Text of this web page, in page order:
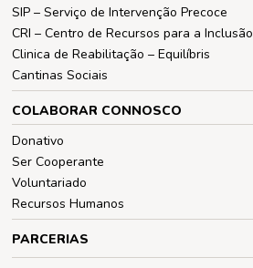
SIP – Serviço de Intervenção Precoce
CRI – Centro de Recursos para a Inclusão
Clinica de Reabilitação – Equilíbris
Cantinas Sociais
COLABORAR CONNOSCO
Donativo
Ser Cooperante
Voluntariado
Recursos Humanos
PARCERIAS